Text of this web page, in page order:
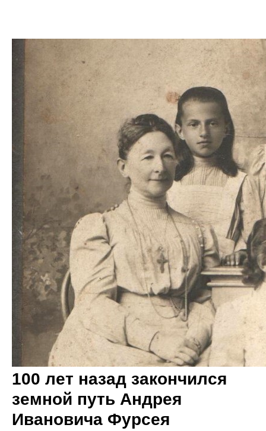
100 лет назад закончился
земной путь Андрея
Ивановича Фурсея